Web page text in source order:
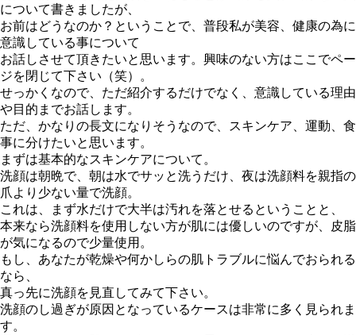
について書きましたが、
お前はどうなのか？ということで、普段私が美容、健康の為に
意識している事について
お話しさせて頂きたいと思います。興味のない方はここでペー
ジを閉じて下さい（笑）。
せっかくなので、ただ紹介するだけでなく、意識している理由
や目的までお話します。
ただ、かなりの長文になりそうなので、スキンケア、運動、食
事に分けたいと思います。
まずは基本的なスキンケアについて。
洗顔は朝晩で、朝は水でサッと洗うだけ、夜は洗顔料を親指の
爪より少ない量で洗顔。
これは、まず水だけで大半は汚れを落とせるということと、
本来なら洗顔料を使用しない方が肌には優しいのですが、皮脂
が気になるので少量使用。
もし、あなたが乾燥や何かしらの肌トラブルに悩んでおられる
なら、
真っ先に洗顔を見直してみて下さい。
洗顔のし過ぎが原因となっているケースは非常に多く見られま
す。